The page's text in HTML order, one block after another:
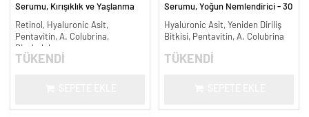
Serumu, Kırışıklık ve Yaşlanma
Retinol, Hyaluronic Asit,
Pentavitin, A. Colubrina,
Bisabolol
TÜKENDİ
Serumu, Yoğun Nemlendirici - 30
Hyaluronic Asit, Yeniden Diriliş
Bitkisi, Pentavitin, A. Colubrina
TÜKENDİ